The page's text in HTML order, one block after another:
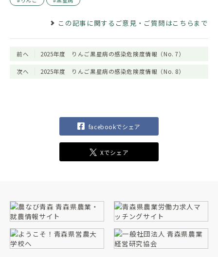
この記事に関するご意見・ご質問はこちらまで
前へ 2025年度 りんご黒星病の感染危険度情報（No. 7）
次へ 2025年度 りんご黒星病の感染危険度情報（No. 8）
facebookでシェア
Xでシェア